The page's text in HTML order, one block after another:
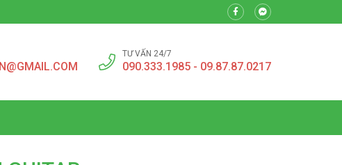
TƯ VẤN 24/7
090.333.1985 - 09.87.87.0217